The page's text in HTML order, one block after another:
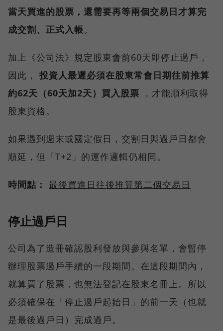
當天買進的股票，還需要再等兩個交易日才算完
成交割、正式入帳。
加上《公司法》規定股東會前60天即停止過戶，
因此， 投資人最遲必須在股東常會日期往前推算
約62天（60天加2天）買入股票 ，才能順利取得
股東資格。
如果遇到週末或國定假日，交割日與過戶日都會
順延，但「T+2」的運作邏輯仍相同。
時間點： 最後買進日往後推算第二個交易日
停止過戶日
公司為了造冊確認股利發放與參與名單，會暫停
辦理股票過戶手續的一段期間。在這段期間內，
就算買了股票，也無法登記在股東名冊上。所以
必須確保在「停止過戶起始日」的前一天（也就
是最後過戶日）完成過戶。